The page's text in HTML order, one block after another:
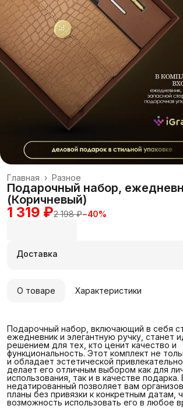
Разное
Главная ›
Подарочный набор,
(Коричневый)
1 319 ₽2 198 ₽−40%
Доставка
О товаре Характеристики
Подарочный набор, включающий в себя
ежедневник и элегантную ручку, станет
решением для тех, кто ценит качество и
функциональность. Этот комплект не
и обладает эстетической
делает его отличным выбором как для
использования, так и в качестве
недатированный позволяет вам
планы без привязки к конкретным датам,
возможность использовать его в любое